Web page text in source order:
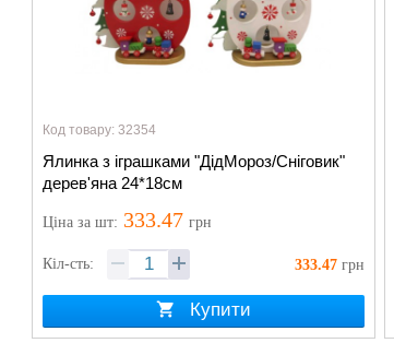
Код товару: 32354
Ялинка з іграшками "ДідМороз/Сніговик"
дерев'яна 24*18см
Ціна за шт: 333.47 грн
Кіл-сть: 333.47 грн
Купити